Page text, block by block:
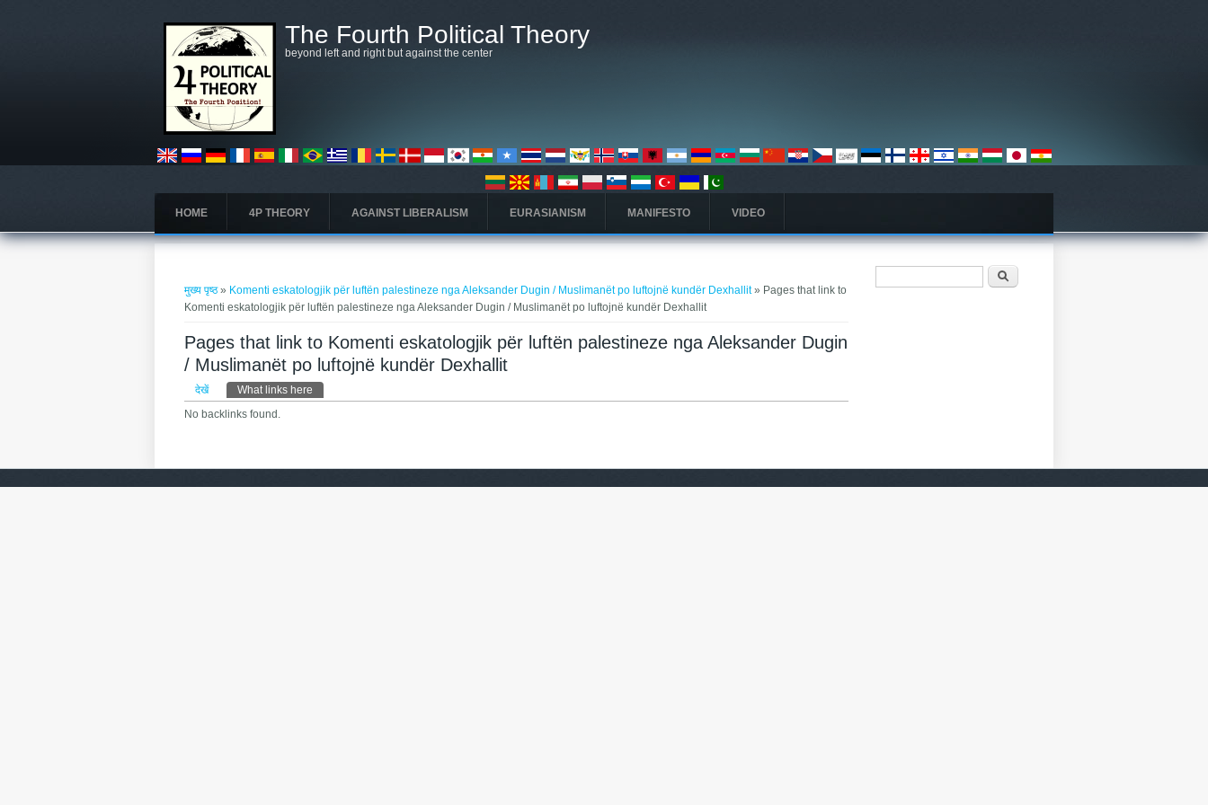
The Fourth Political Theory
beyond left and right but against the center
HOME 4P THEORY AGAINST LIBERALISM EURASIANISM MANIFESTO VIDEO
मुख्य पृष्ठ» Komenti eskatologjik për luftën palestineze nga Aleksander Dugin / Muslimanët po luftojnë kundër Dexhallit» Pages that link to
Komenti eskatologjik për luftën palestineze nga Aleksander Dugin / Muslimanët po luftojnë kundër Dexhallit
Pages that link to Komenti eskatologjik për luftën palestineze nga Aleksander Dugin
/ Muslimanët po luftojnë kundër Dexhallit
प्राथमिक टैब्स
देखें What links here
No backlinks found.